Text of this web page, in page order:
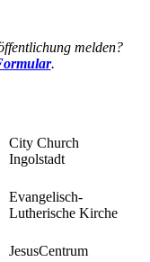
melden?
.
City Church
Ingolstadt
Evangelisch-
Lutherische Kirche
JesusCentrum